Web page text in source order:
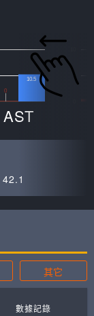
0
10.5
AST
42.1
其它
數據記錄